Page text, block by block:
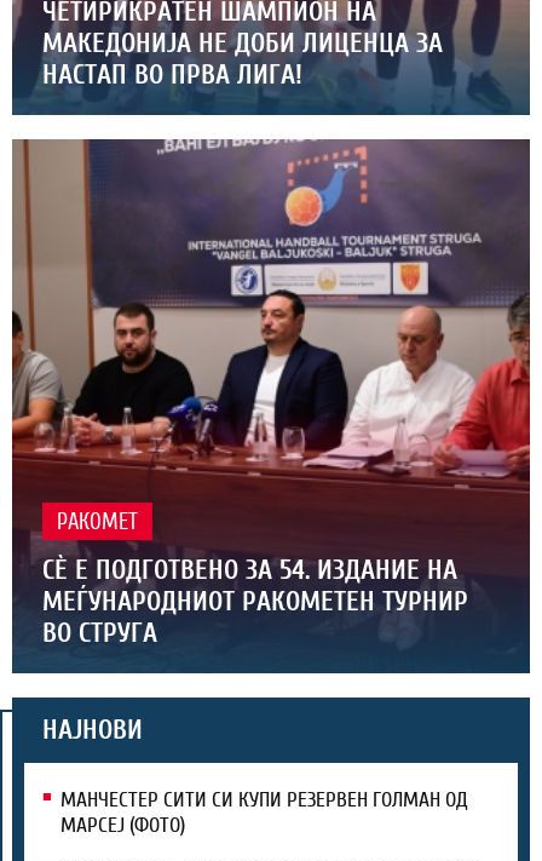
ЧЕТИРИКРАТЕН ШАМПИОН НА
МАКЕДОНИЈА НЕ ДОБИ ЛИЦЕНЦА ЗА
НАСТАП ВО ПРВА ЛИГА!
РАКОМЕТ
СЀ Е ПОДГОТВЕНО ЗА 54. ИЗДАНИЕ НА
МЕЃУНАРОДНИОТ РАКОМЕТЕН ТУРНИР
ВО СТРУГА
НАЈНОВИ
МАНЧЕСТЕР СИТИ СИ КУПИ РЕЗЕРВЕН ГОЛМАН ОД
МАРСЕЈ (ФОТО)